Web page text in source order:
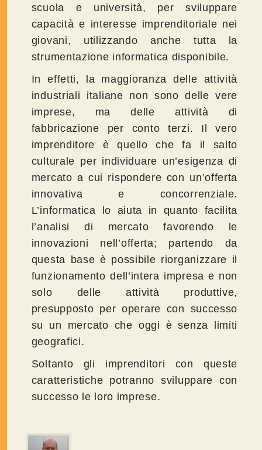
scuola e università, per sviluppare
capacità e interesse imprenditoriale nei
giovani, utilizzando anche tutta la
strumentazione informatica disponibile.
In effetti, la maggioranza delle attività
industriali italiane non sono delle vere
imprese, ma delle attività di
fabbricazione per conto terzi. Il vero
imprenditore è quello che fa il salto
culturale per individuare un’esigenza di
mercato a cui rispondere con un’offerta
innovativa e concorrenziale.
L’informatica lo aiuta in quanto facilita
l’analisi di mercato favorendo le
innovazioni nell’offerta; partendo da
questa base è possibile riorganizzare il
funzionamento dell’intera impresa e non
solo delle attività produttive,
presupposto per operare con successo
su un mercato che oggi è senza limiti
geografici.
Soltanto gli imprenditori con queste
caratteristiche potranno sviluppare con
successo le loro imprese.